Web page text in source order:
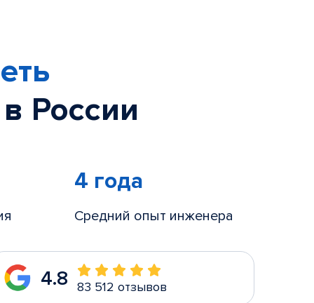
России
4 года
Средний опыт инженера
4.8 83 512 отзывов